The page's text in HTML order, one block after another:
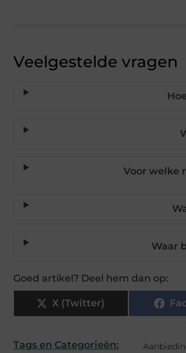
Veelgestelde vragen
Voor welke
Waar
Goed artikel? Deel hem dan op:
X (Twitter)
Tags en Categorieën: